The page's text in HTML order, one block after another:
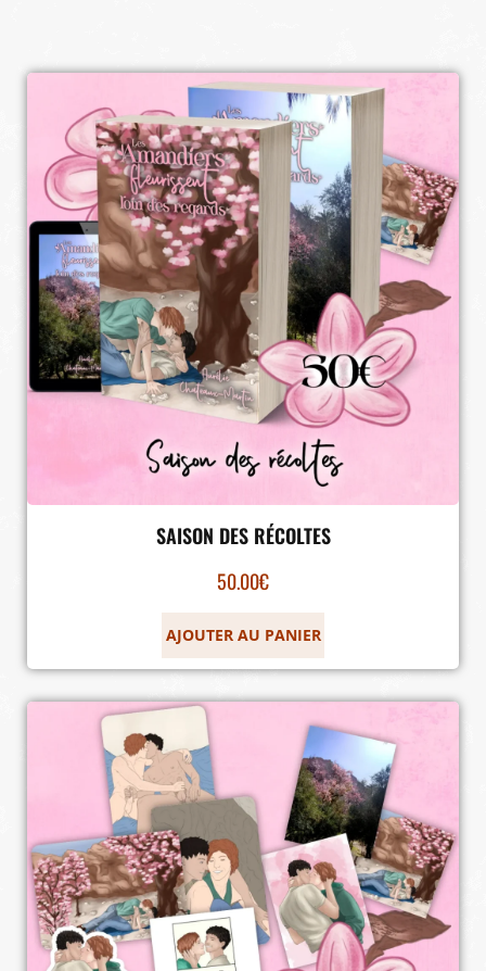
SAISON DES RÉCOLTES
50.00€
AJOUTER AU PANIER